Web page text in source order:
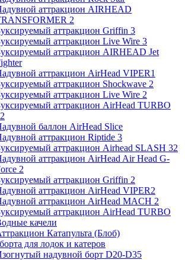
аттракцион AIRHEAD
2
аттракцион Griffin 3
аттракцион Live Wire 3
аттракцион AIRHEAD Jet
аттракцион AirHead VIPER1
аттракцион Shockwave 2
аттракцион Live Wire 2
аттракцион AirHead TURBO
баллон AirHead Slice
аттракцион Riptide 3
аттракцион Airhead SLASH 32
аттракцион AirHead Air Head G-
2
аттракцион Griffin 2
аттракцион AirHead VIPER2
аттракцион AirHead MACH 2
аттракцион AirHead TURBO
качели
Катапульта (Блоб)
для лодок и катеров
надувной борт D20-D35